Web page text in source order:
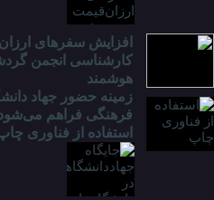
افزایش سفرهای
کارشناسی انجمن
هوشمند
زمینه حضور جهاد
فرهنگی فراهم
استفاده از فناوری